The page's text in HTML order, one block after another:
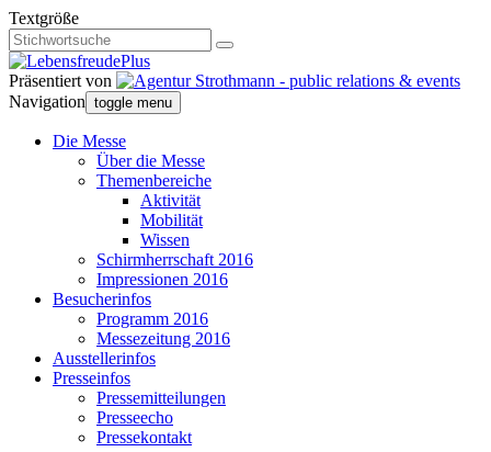
Textgröße
Präsentiert von
Navigation toggle menu
Die Messe
Über die Messe
Themenbereiche
Aktivität
Mobilität
Wissen
Schirmherrschaft 2016
Impressionen 2016
Besucherinfos
Programm 2016
Messezeitung 2016
Ausstellerinfos
Presseinfos
Pressemitteilungen
Presseecho
Pressekontakt